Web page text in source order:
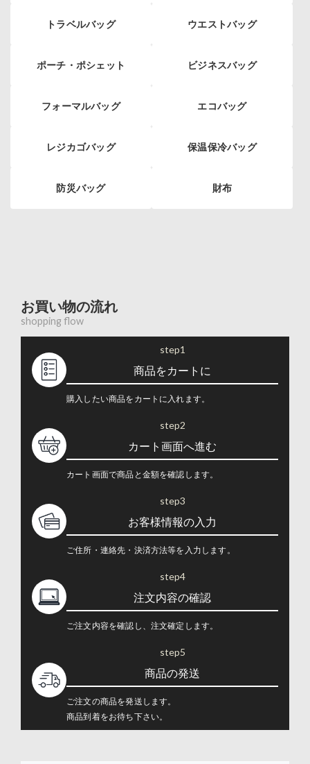
トラベルバッグ ウエストバッグ
ポーチ・ポシェット ビジネスバッグ
フォーマルバッグ エコバッグ
レジカゴバッグ 保温保冷バッグ
防災バッグ 財布
お買い物の流れ
shopping flow
step1
商品をカートに
購入したい商品をカートに入れます。
step2
カート画面へ進む
カート画面で商品と金額を確認します。
step3
お客様情報の入力
ご住所・連絡先・決済方法等を入力します。
step4
注文内容の確認
ご注文内容を確認し、注文確定します。
step5
商品の発送
ご注文の商品を発送します。
商品到着をお待ち下さい。